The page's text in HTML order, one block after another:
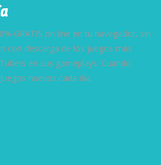
GRATIS on line en tu navegador, sin
con descarga de los juegos más
en sus gameplays. Cuando
nuevos cada día.